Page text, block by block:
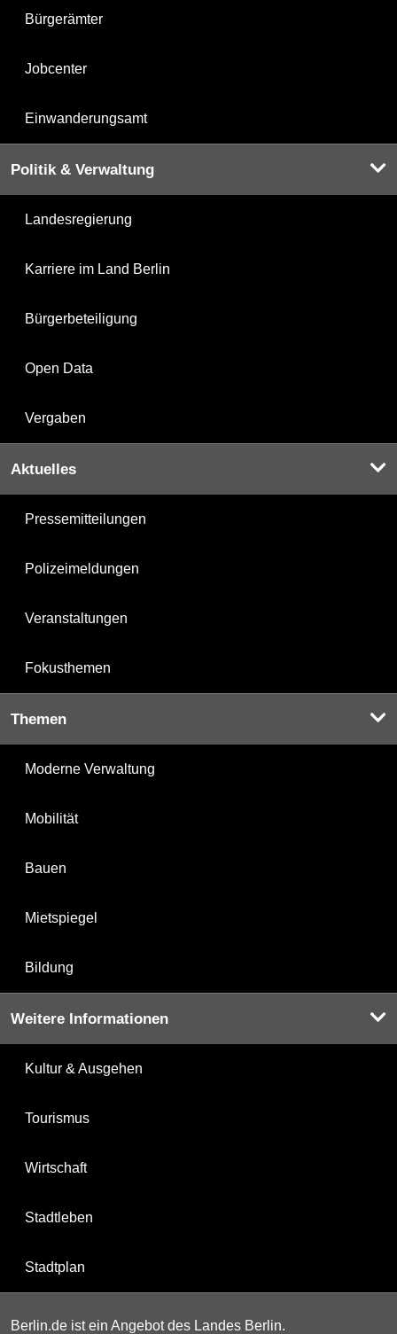
Bürgerämter
Jobcenter
Einwanderungsamt
Politik & Verwaltung
Landesregierung
Karriere im Land Berlin
Bürgerbeteiligung
Open Data
Vergaben
Aktuelles
Pressemitteilungen
Polizeimeldungen
Veranstaltungen
Fokusthemen
Themen
Moderne Verwaltung
Mobilität
Bauen
Mietspiegel
Bildung
Weitere Informationen
Kultur & Ausgehen
Tourismus
Wirtschaft
Stadtleben
Stadtplan
Berlin.de ist ein Angebot des Landes Berlin.